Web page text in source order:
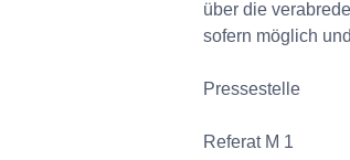
über die
sofern möglich
Pressestelle
Referat M 1